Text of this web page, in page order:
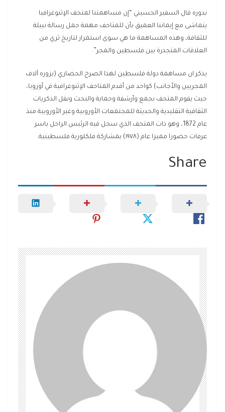
بدوره قال السفير الحسيني “إن مساهمتنا لمتحف الإثنوغرافيا
يتماشى مع إيماننا العميق بأن للمتاحف مهمة حمل رسالة نبيلة
للثقافة، وهذه المساهمة ما هي سوى استمرار لتاريخ ثري من
العلاقات المتجذرة بين فلسطين والمجر”.
يذكر ان مساهمة دولة فلسطين لهذا الصرح الحضاري (يزوره آلاف
المجريين والأجانب) كواحد من أقدم المتاحف الإثنوغرافية في أوروبا،
حيث يقوم المتحف بجمع وأرشفة وحماية والبحث ونقل الذكريات
الثقافية التقليدية والحديثة للمجتمعات الأوروبية وغير الأوروبية منذ
عام 1872، وهو ذات المتحف الذي سجل فيه الرئيس الراحل ياسر
عرفات حضورا مميزا عام (١٩٧٨) بمشاركة فلكلورية فلسطينية.
Share